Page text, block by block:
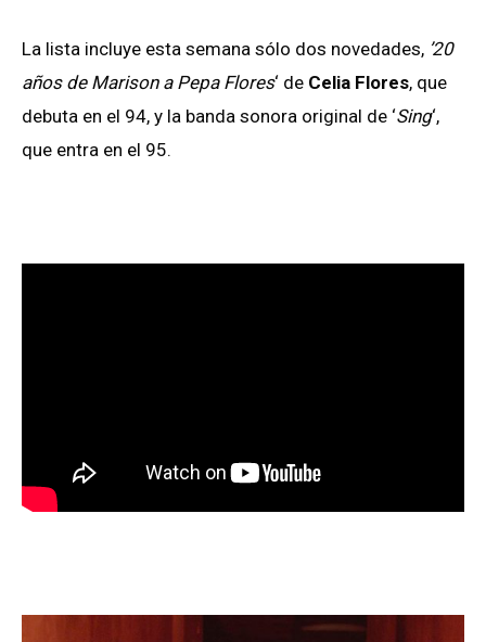
La lista incluye esta semana sólo dos novedades, ’20
años de Marison a Pepa Flores‘ de Celia Flores, que
debuta en el 94, y la banda sonora original de ‘Sing‘,
que entra en el 95.